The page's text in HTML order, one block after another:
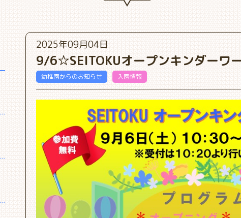
2025年09月04日
9/6☆SEITOKUオープンキンダーワ
幼稚園からのお知らせ 入園情報